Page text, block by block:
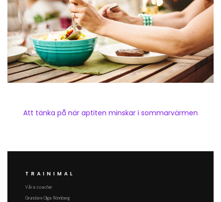
Att tänka på när aptiten minskar i sommarvärmen
TRAINIMAL
Våra coacher
Grundare Olga Rönnberg